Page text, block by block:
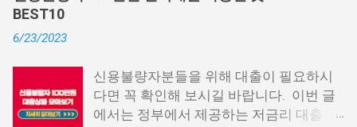
해 무직 상태이거나 소득 증빙이 어려운 상
대출 상품은 휴대폰만 있으면 간편하게 신
청할 수 있으며, 통신 등급에 따라 대출이
가능합니다. 마치 신용등급처럼 등급별로
BEST10
6/23/2023
신용불량자분들을 위해 대출이 필요하시
다면 꼭 확인해 보시길 바랍니다. 이번 글
에서는 정부에서 제공하는 저금리 대출과